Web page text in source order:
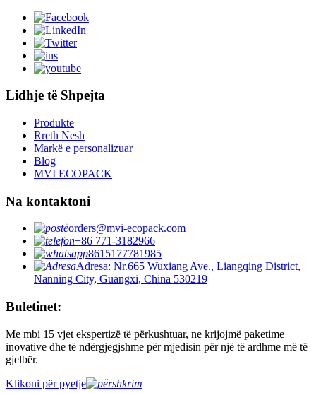
Lidhje të Shpejta
Produkte
Rreth Nesh
Markë e personalizuar
Blog
MVI ECOPACK
Na kontaktoni
orders@mvi-ecopack.com
+86 771-3182966
8615177781985
Adresa: Nr.665 Wuxiang Ave., Liangqing District,
Nanning City, Guangxi, China 530219
Buletinet:
Me mbi 15 vjet ekspertizë të përkushtuar, ne krijojmë paketime
inovative dhe të ndërgjegjshme për mjedisin për një të ardhme më të
gjelbër.
Klikoni për pyetje